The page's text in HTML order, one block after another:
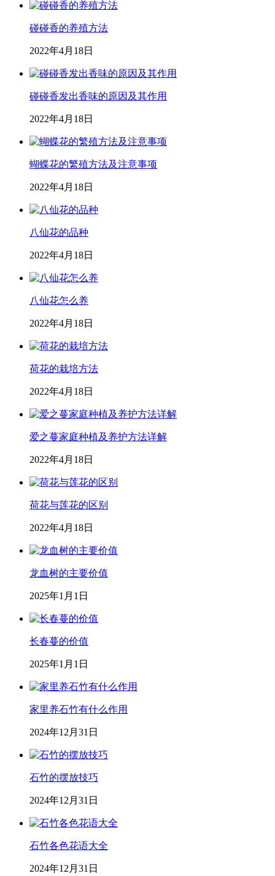
碰碰香的养殖方法
2022年4月18日
碰碰香发出香味的原因及其作用
2022年4月18日
蝴蝶花的繁殖方法及注意事项
2022年4月18日
八仙花的品种
2022年4月18日
八仙花怎么养
2022年4月18日
荷花的栽培方法
2022年4月18日
爱之蔓家庭种植及养护方法详解
2022年4月18日
荷花与莲花的区别
2022年4月18日
龙血树的主要价值
2025年1月1日
长春蔓的价值
2025年1月1日
家里养石竹有什么作用
2024年12月31日
石竹的摆放技巧
2024年12月31日
石竹各色花语大全
2024年12月31日